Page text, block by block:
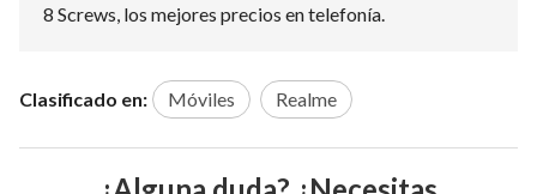
8 Screws, los mejores precios en telefonía.
Clasificado en: Móviles Realme